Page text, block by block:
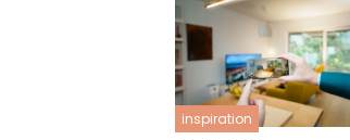
inspiration